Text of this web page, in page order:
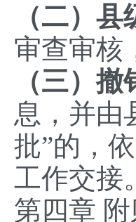
（二）县
审查审核
（三）撤
息，并由
批”的，
工作交接。
第四章 附